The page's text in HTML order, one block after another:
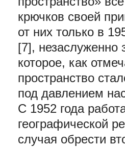
крючков своей
от них только в
[7], незаслуженно
которое, как
пространство
под давлением
С 1952 года
географической
случая обрести